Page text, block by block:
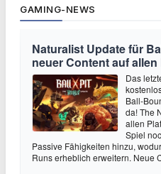
GAMING-NEWS
Naturalist Update für
neuer Content auf
Das
Ball-
da! The
allen
Spiel
Passive Fähigkeiten hinzu,
Runs erheblich erweitern. Neue